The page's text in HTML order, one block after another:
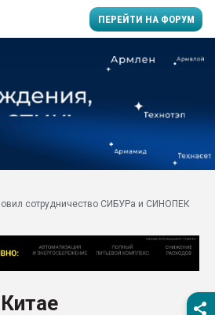
ПЕРЕЙТИ НА ФОРУМ
заводу пластмасс"
Подмосковье, Москва
28.07.2026
сотрудничество СИБУРа и СИНОПЕК